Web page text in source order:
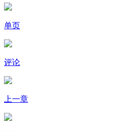
单页
评论
上一章